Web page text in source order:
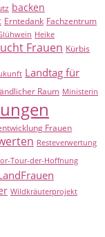
backen
Erntedank Fachzentrum
Heike
Frauen Kürbis
Landtag für
Raum Ministerin
Frauen
Resteverwertung
Tour-der-Hoffnung
Wildkräuterprojekt